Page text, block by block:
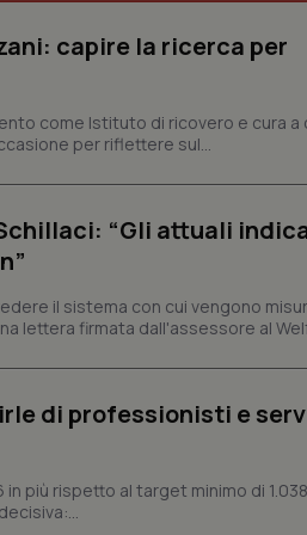
capire la ricerca per
come Istituto di ricovero e cura a
per riflettere sul...
“Gli attuali
il sistema con cui vengono
lettera firmata dall'assessore al
di professionisti e
più rispetto al target minimo di
sui cookie dei visitatori. È
dei cookie di Cookie-Script.com
settimane
2 giorni
abilitare il sistema di tracking
4
Questo cookie è impostato
utilizzato da Google. Questo
per distinguere utenti unici
generato in modo casuale come
sito e utilizzato per calcolare i
Sessione
Cookie generato da applicazioni
generato in modo casuale, il
utilizzato può essere specifico